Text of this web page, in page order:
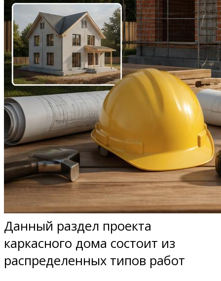
Данный раздел проекта
каркасного дома состоит из
распределенных типов работ